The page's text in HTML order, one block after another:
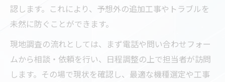
認します。これにより、予想外の追加工事やトラブルを
未然に防ぐことができます。
現地調査の流れとしては、まず電話や問い合わせフォー
ムから相談・依頼を行い、日程調整の上で担当者が訪問
します。その場で現状を確認し、最適な機種選定や工事